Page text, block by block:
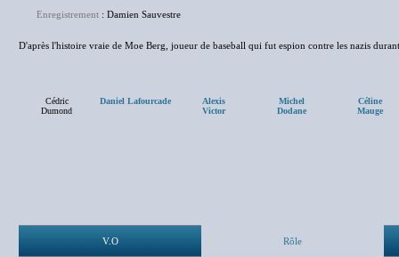
Enregistrement : Damien Sauvestre
D'après l'histoire vraie de Moe Berg, joueur de baseball qui fut espion contre les nazis
Cédric
Dumond
Daniel Lafourcade
Alexis
Victor
Michel
Dodane
Céline
Mauge
V.O Rôle